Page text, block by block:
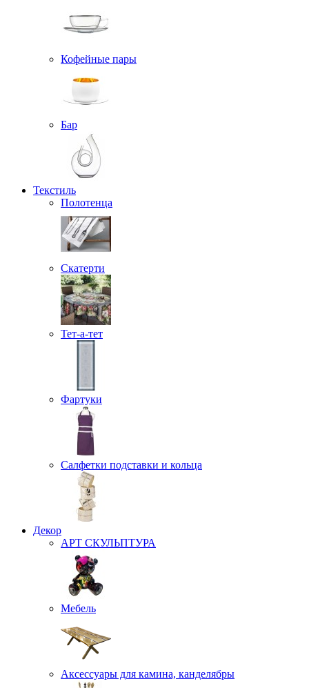
Кофейные пары
Бар
Текстиль
Полотенца
Скатерти
Тет-а-тет
Фартуки
Салфетки подставки и кольца
Декор
АРТ СКУЛЬПТУРА
Мебель
Аксессуары для камина, канделябры